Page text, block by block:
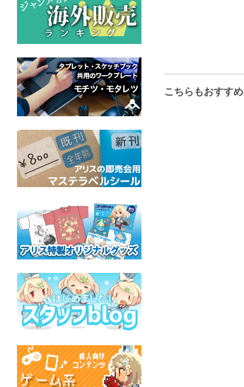
こちらもおすすめ
FAIRY GARDEN
SAKIZO
オリジナル
全年齢